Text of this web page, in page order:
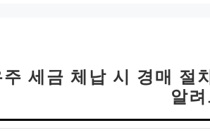
주 세금 체납 시 경매 절
알